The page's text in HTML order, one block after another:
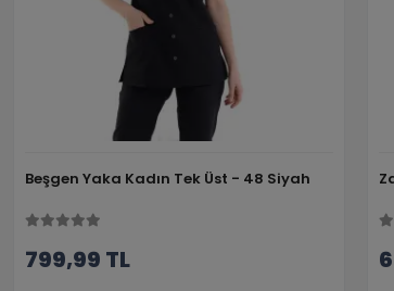
Beşgen Yaka Kadın Tek Üst - 48 Siyah
799,99 TL